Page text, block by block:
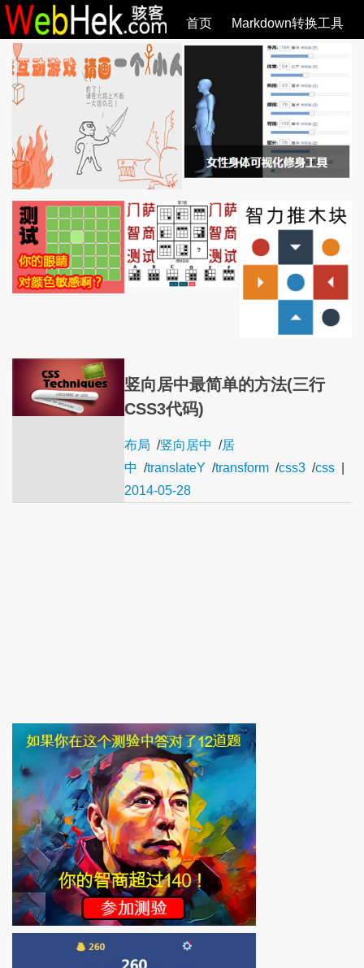
首页 Markdown转换工具
必观作品 SVG教程 SVG手册 全部文章
竖向居中最简单的方法(三行
CSS3代码)
布局 /竖向居中 /居
中 /translateY /transform /css3 /css
2014-05-28